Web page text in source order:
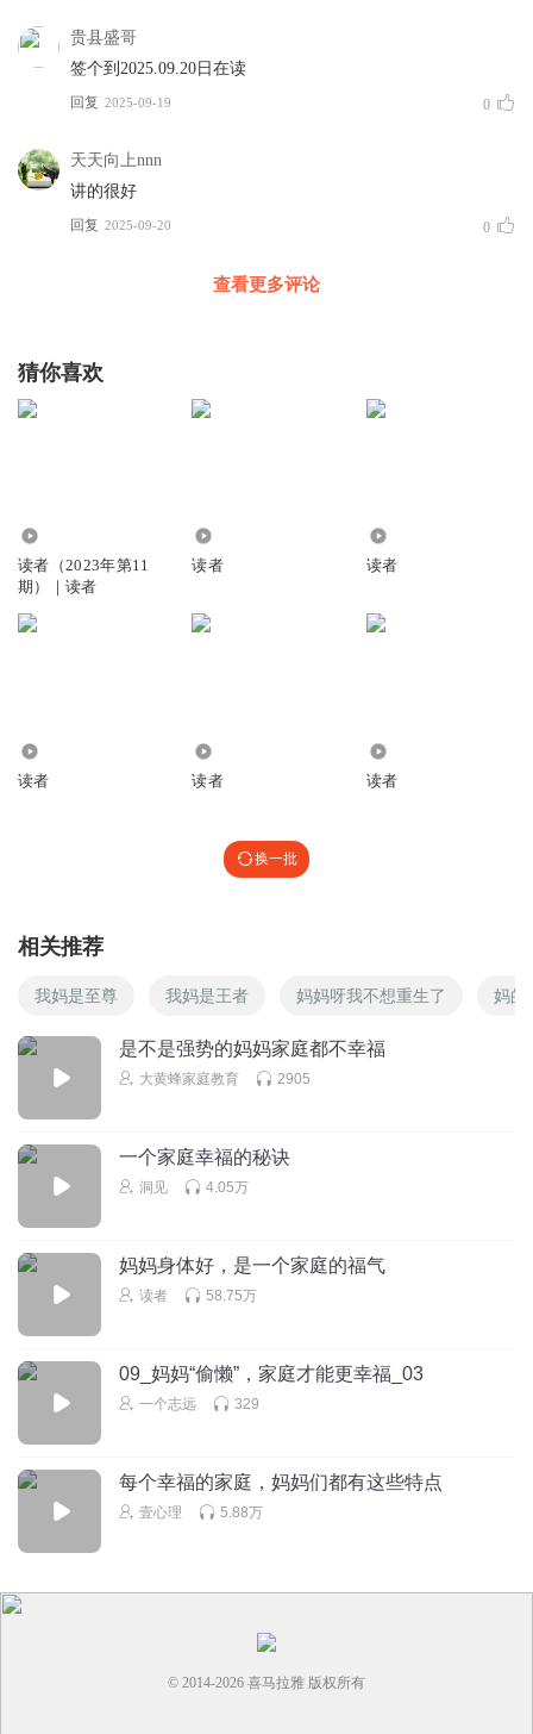
贵县盛哥
签个到2025.09.20日在读
回复 2025-09-19 0
天天向上nnn
讲的很好
回复 2025-09-20 0
查看更多评论
猜你喜欢
读者（2023年第11
期）｜读者
读者 读者
读者 读者 读者
换一批
相关推荐
我妈是至尊 我妈是王者 妈妈呀我不想重生了 妈的
是不是强势的妈妈家庭都不幸福
大黄蜂家庭教育 2905
一个家庭幸福的秘诀
洞见 4.05万
妈妈身体好，是一个家庭的福气
读者 58.75万
09_妈妈“偷懒”，家庭才能更幸福_03
一个志远 329
每个幸福的家庭，妈妈们都有这些特点
壹心理 5.88万
© 2014-2026 喜马拉雅 版权所有